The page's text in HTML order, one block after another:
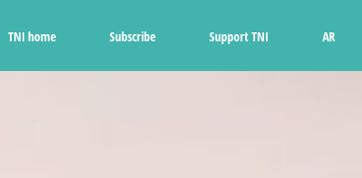
TNI home Subscribe Support TNI AR